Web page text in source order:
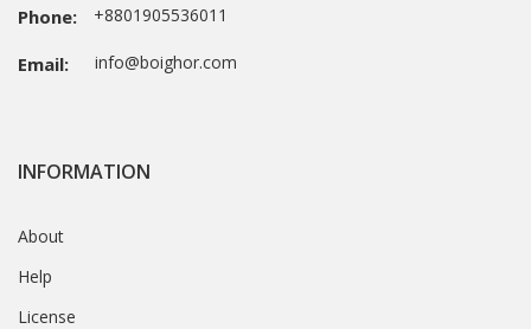
Phone: +8801905536011
Email: info@boighor.com
INFORMATION
About
Help
License